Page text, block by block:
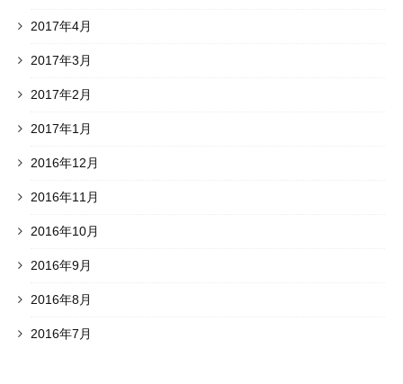
2017年4月
2017年3月
2017年2月
2017年1月
2016年12月
2016年11月
2016年10月
2016年9月
2016年8月
2016年7月